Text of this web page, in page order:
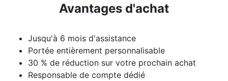
Avantages d'achat
Jusqu'à 6 mois d'assistance
Portée entièrement personnalisable
30 % de réduction sur votre prochain achat
Responsable de compte dédié